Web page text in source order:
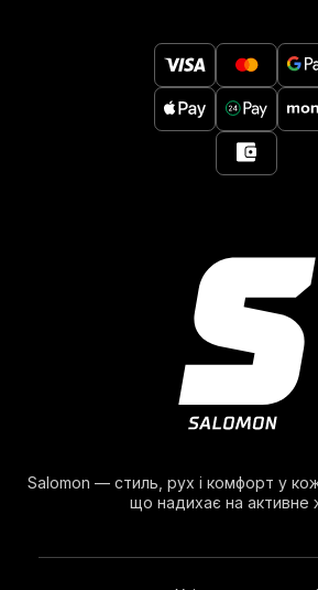
Salomon — стиль, рух і комфорт у
що надихає на активне